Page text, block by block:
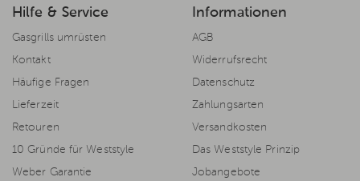
Hilfe & Service
Gasgrills umrüsten
Kontakt
Häufige Fragen
Lieferzeit
Retouren
10 Gründe für Weststyle
Weber Garantie
Informationen
AGB
Widerrufsrecht
Datenschutz
Zahlungsarten
Versandkosten
Das Weststyle Prinzip
Jobangebote